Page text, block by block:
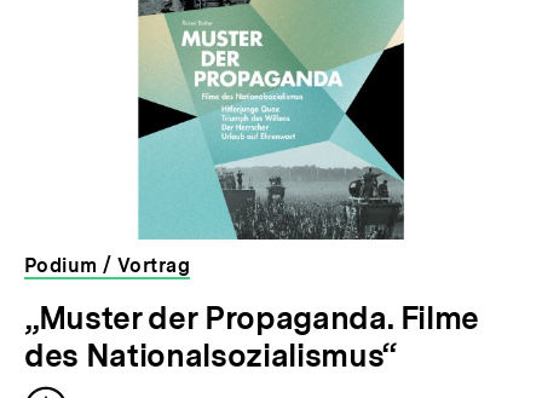
Podium / Vortrag
veranstaltet
von
der
bpb
„Muster der Propaganda. Filme
des Nationalsozialismus“